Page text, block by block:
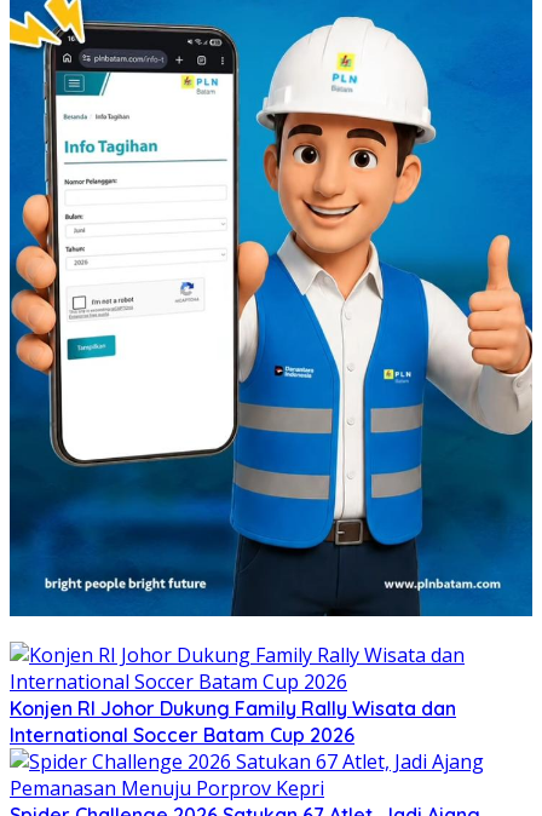
Konjen RI Johor Dukung Family Rally Wisata dan
International Soccer Batam Cup 2026